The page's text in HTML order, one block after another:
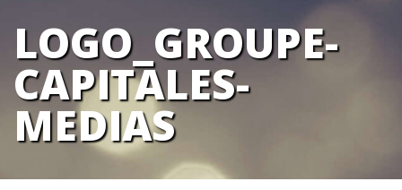
LOGO_GROUPE-
CAPITALES-
MEDIAS